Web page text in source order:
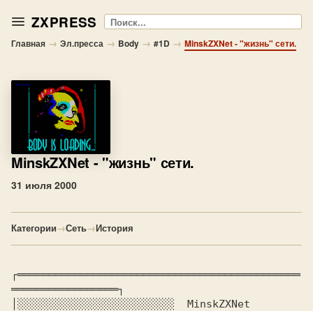
ZXPRESS Поиск
Главная → Эл.пресса → Body → #1D → MinskZXNet - "жизнь" сети.
MinskZXNet - "жизнь" сети.
31 июля 2000
Категории→Сеть→История
┌═════════════════════════════════════════════
│░░░░░░░░░░░░░░░░░░░░░░░░░